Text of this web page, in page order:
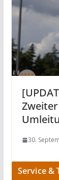
30.
Service &